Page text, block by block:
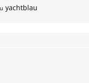
yachtblau